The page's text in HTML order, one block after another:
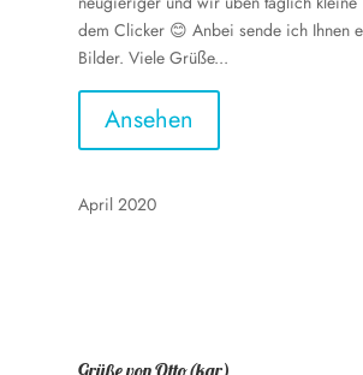
dem Clicker 😊 Anbei sende ich Ihnen
Bilder. Viele Grüße...
Ansehen
April 2020
Grüße von Otto(kar)